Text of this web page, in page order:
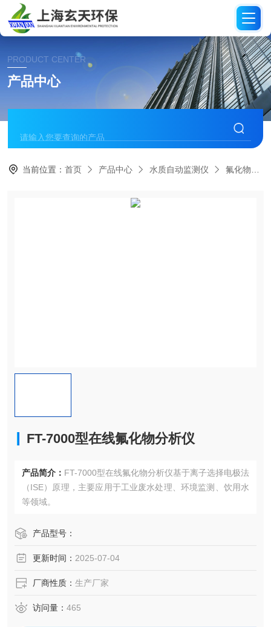
PRODUCT CENTER
产品中心
当前位置：首页 产品中心 水质自动监测仪 氟化物分析仪
FT-7000型在线氟化物分析仪
产品简介： FT-7000型在线氟化物分析仪​​基于离子选择电极法
（ISE）原理，​​主要应用于工业废水处理、环境监测、饮用水
等领域。
产品型号：
更新时间： 2025-07-04
厂商性质： 生产厂家
访问量： 465